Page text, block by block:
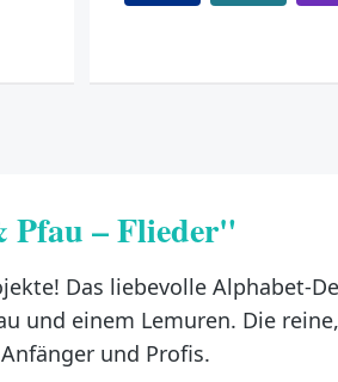
Pfau – Flieder"
Das liebevolle Alphabet-
und einem Lemuren. Die
und Profis.